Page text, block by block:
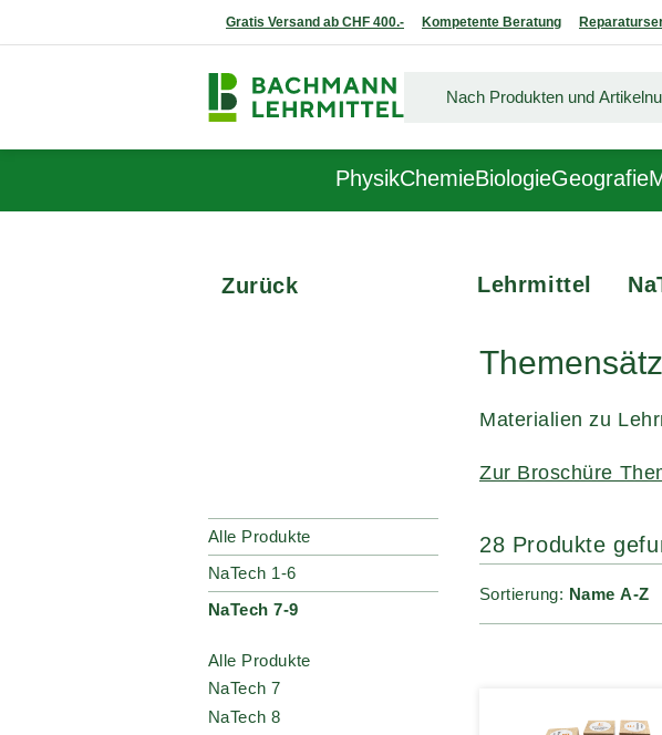
Gratis Versand ab CHF 400.- Kompetente Beratung
PhysikChemieBiologieGeografie
Zurück Lehrmittel
Alle Produkte
NaTech 1-6
NaTech 7-9
Alle Produkte
NaTech 7
NaTech 8
Materialien zu
Zur Broschüre
28 Produkte
Sortierung: